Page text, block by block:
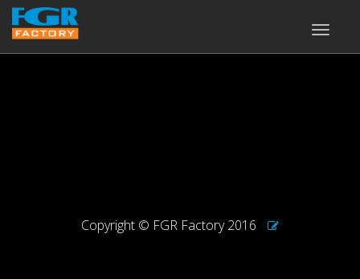
TOGGLE
Copyright © FGR Factory 2016